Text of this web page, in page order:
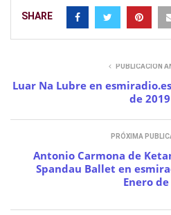
SHARE
PUBLICACIÓN
Luar Na Lubre en
de 2019
PRÓXIMA
Antonio Carmona de
Spandau Ballet en
Enero